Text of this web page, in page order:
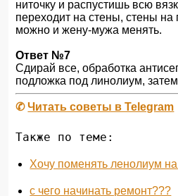
ниточку и распустишь всю
переходит на стены, стены на
можно и жену-мужа менять.
Ответ №7
Сдирай все, обработка
подложка под линолиум,
✆Читать советы в Telegram
Также по теме:
Хочу поменять ленолиум на
с чего начинать ремонт???